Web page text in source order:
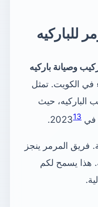
للباركيه
وصيانة باركيه
في الكويت. تمثل
الباركيه، حيث
13
.
المرمر ينجز
في 24 ساعة. هذا يسمح لكم